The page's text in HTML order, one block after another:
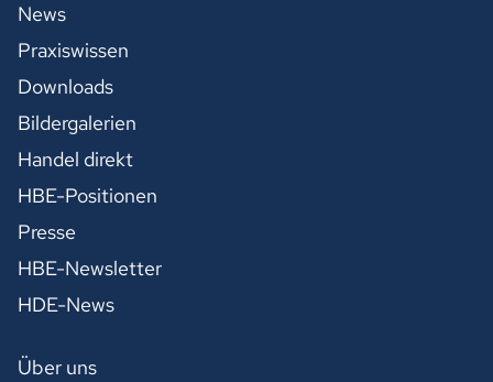
News
Praxiswissen
Downloads
Bildergalerien
Handel direkt
HBE-Positionen
Presse
HBE-Newsletter
HDE-News
Über uns